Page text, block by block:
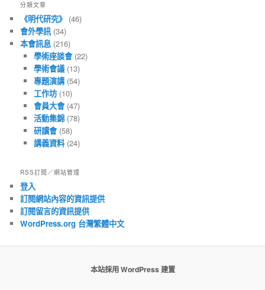
章
分類文章
《明代研究》 (46)
會外學訊(34)
本會訊息 (216)
學術座談會(22)
學術會議(13)
專題演講(54)
工作坊(10)
會員大會(47)
活動集錦(78)
研讀會(58)
講義資料(24)
RSS訂閱／網站管理
登入
訂閱網站內容的資訊提供
訂閱留言的資訊提供
WordPress.org 台灣繁體中文
本站採用 WordPress 建置